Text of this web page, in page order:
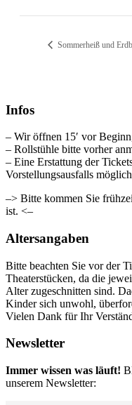
Sommerheiß und
Infos
– Wir öffnen 15′ vor
– Rollstühle bitte vorher
– Eine Erstattung der
Vorstellungsausfalls
–> Bitte kommen Sie
ist. <–
Altersangaben
Bitte beachten Sie vor der
Theaterstücken, da die
Alter zugeschnitten sind.
Kinder sich unwohl,
Vielen Dank für Ihr
Newsletter
Immer wissen was läuft!
unserem Newsletter: